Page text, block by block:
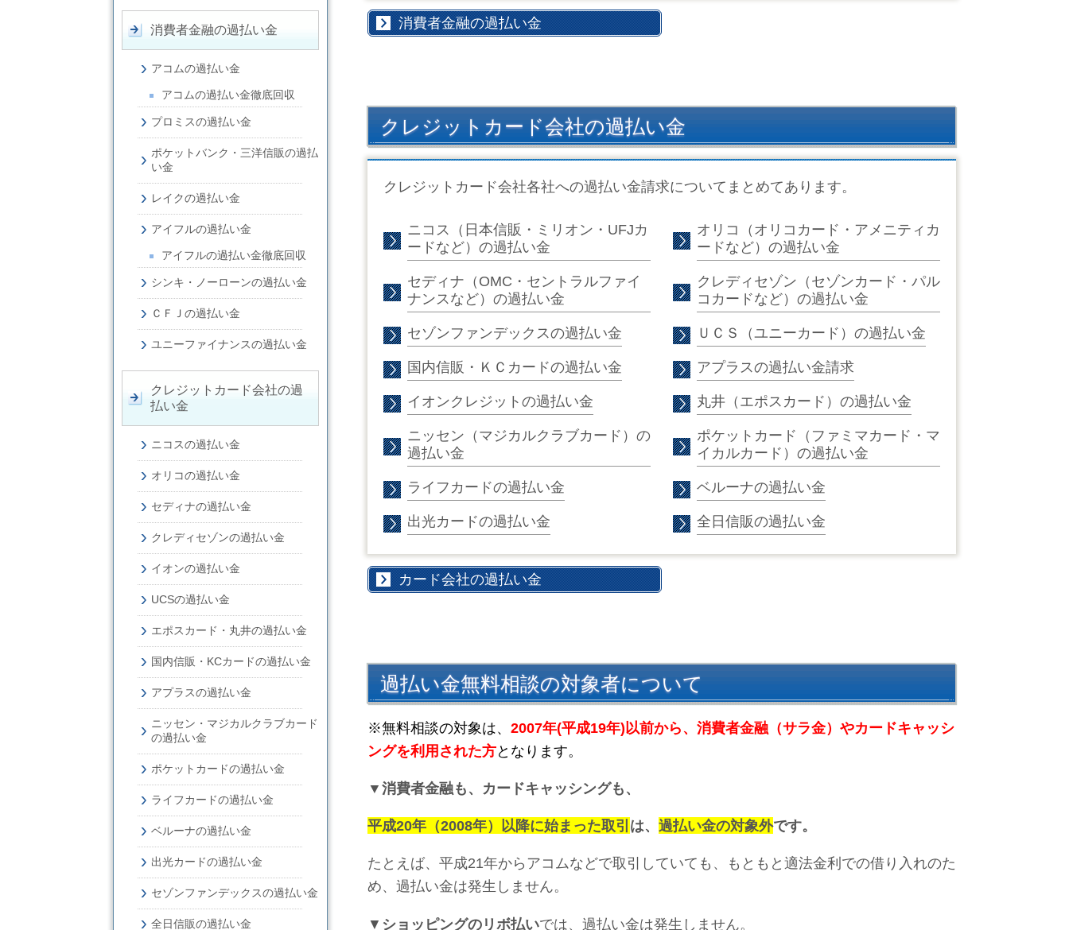
消費者金融の過払い金
クレジットカード会社の過払い金
クレジットカード会社各社への過払い金請求についてまとめてあります。
ニコス（日本信販・ミリオン・UFJカ
ードなど）の過払い金
オリコ（オリコカード・アメニティカ
ードなど）の過払い金
セディナ（OMC・セントラルファイ
ナンスなど）の過払い金
クレディセゾン（セゾンカード・パル
コカードなど）の過払い金
セゾンファンデックスの過払い金 ＵＣＳ（ユニーカード）の過払い金
国内信販・ＫＣカードの過払い金 アプラスの過払い金請求
イオンクレジットの過払い金 丸井（エポスカード）の過払い金
ニッセン（マジカルクラブカード）の
過払い金
ポケットカード（ファミマカード・マ
イカルカード）の過払い金
ライフカードの過払い金 ベルーナの過払い金
出光カードの過払い金 全日信販の過払い金
カード会社の過払い金
過払い金無料相談の対象者について
※無料相談の対象は、 2007年(平成19年)以前から、消費者金融（サラ金）やカードキャッシ
ングを利用された方となります。
▼消費者金融も、カードキャッシングも、
平成20年（2008年）以降に始まった取引 は、 過払い金の対象外です。
たとえば、平成21年からアコムなどで取引していても、もともと適法金利での借り入れのた
め、過払い金は発生しません。
▼ ショッピングのリボ払いでは、過払い金は発生しません。
消費者金融の過払い金
アコムの過払い金
アコムの過払い金徹底回収
プロミスの過払い金
ポケットバンク・三洋信販の過払
い金
レイクの過払い金
アイフルの過払い金
アイフルの過払い金徹底回収
シンキ・ノーローンの過払い金
ＣＦＪの過払い金
ユニーファイナンスの過払い金
クレジットカード会社の過
払い金
ニコスの過払い金
オリコの過払い金
セディナの過払い金
クレディセゾンの過払い金
イオンの過払い金
UCSの過払い金
エポスカード・丸井の過払い金
国内信販・KCカードの過払い金
アプラスの過払い金
ニッセン・マジカルクラブカード
の過払い金
ポケットカードの過払い金
ライフカードの過払い金
ベルーナの過払い金
出光カードの過払い金
セゾンファンデックスの過払い金
全日信販の過払い金